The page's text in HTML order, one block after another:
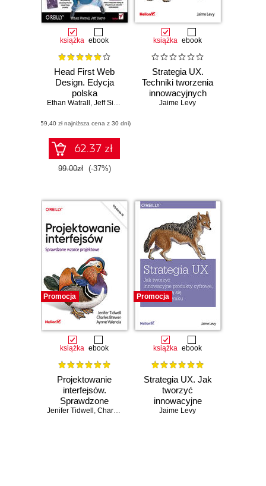
książka ebook
Head First Web
Design. Edycja
polska
Ethan Watrall , Jeff Siarto
(59,40 zł najniższa cena z 30 dni)
62.37 zł
99.00zł (-37%)
książka ebook
Strategia UX.
Techniki tworzenia
innowacyjnych
rozwiązań
Jaime Levy
Promocja
książka ebook
Projektowanie
interfejsów.
Sprawdzone
wzorce
Jenifer Tidwell , Charles Brewer Aynne Valencia-Brooks
Promocja
książka ebook
Strategia UX. Jak
tworzyć
innowacyjne
produkty cyfrowe,
Jaime Levy